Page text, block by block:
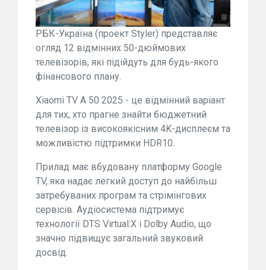
РБК-Україна (проект Styler) представляє
огляд 12 відмінних 50-дюймових
телевізорів, які підійдуть для будь-якого
фінансового плану.
Xiaomi TV A 50 2025 - це відмінний варіант
для тих, хто прагне знайти бюджетний
телевізор із високоякісним 4K-дисплеєм та
можливістю підтримки HDR10.
Прилад має вбудовану платформу Google
TV, яка надає легкий доступ до найбільш
затребуваних програм та стрімінгових
сервісів. Аудіосистема підтримує
технології DTS Virtual:X і Dolby Audio, що
значно підвищує загальний звуковий
досвід.